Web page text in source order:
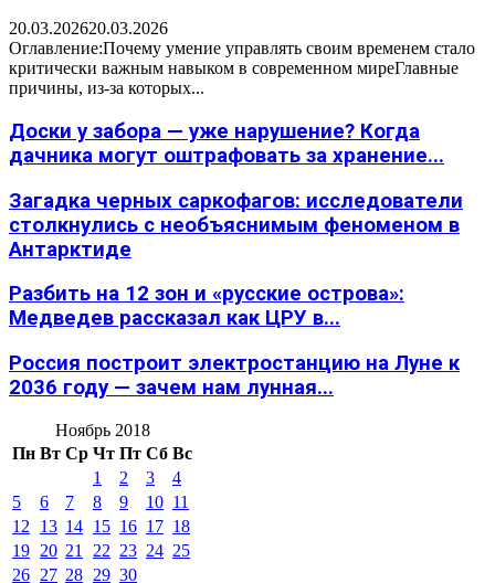
20.03.202620.03.2026
Оглавление:Почему умение управлять своим временем стало
критически важным навыком в современном миреГлавные
причины, из-за которых...
Доски у забора — уже нарушение? Когда
дачника могут оштрафовать за хранение...
Загадка черных саркофагов: исследователи
столкнулись с необъяснимым феноменом в
Антарктиде
Разбить на 12 зон и «русские острова»:
Медведев рассказал как ЦРУ в...
Россия построит электростанцию на Луне к
2036 году — зачем нам лунная...
Ноябрь 2018
Пн Вт Ср Чт Пт Сб Вс
1
2 3
4
5
6 7 8 9 10 11
12
13 14 15 16 17 18
19 20 21 22 23 24 25
26 27 28 29 30